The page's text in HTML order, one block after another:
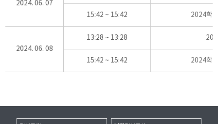
2024. 06. 07
15:42 ~ 15:42 2024학
2024. 06. 08
13:28 ~ 13:28
15:42 ~ 15:42 2024학